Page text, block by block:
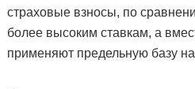
страховые взносы, по
более высоким ставкам, а
применяют предельную базу